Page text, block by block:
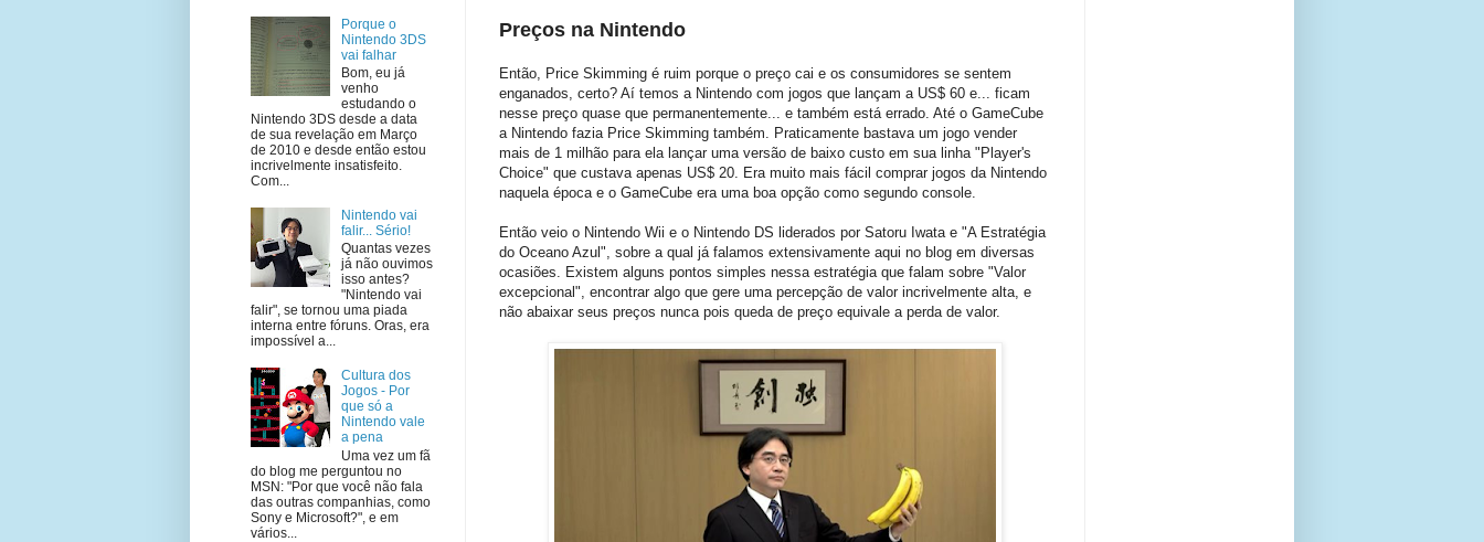
Preços na Nintendo
Então, Price Skimming é ruim porque o preço cai e os consumidores se sentem
enganados, certo? Aí temos a Nintendo com jogos que lançam a US$ 60 e... ficam
nesse preço quase que permanentemente... e também está errado. Até o GameCube
a Nintendo fazia Price Skimming também. Praticamente bastava um jogo vender
mais de 1 milhão para ela lançar uma versão de baixo custo em sua linha "Player's
Choice" que custava apenas US$ 20. Era muito mais fácil comprar jogos da Nintendo
naquela época e o GameCube era uma boa opção como segundo console.
Então veio o Nintendo Wii e o Nintendo DS liderados por Satoru Iwata e "A Estratégia
do Oceano Azul", sobre a qual já falamos extensivamente aqui no blog em diversas
ocasiões. Existem alguns pontos simples nessa estratégia que falam sobre "Valor
excepcional", encontrar algo que gere uma percepção de valor incrivelmente alta, e
não abaixar seus preços nunca pois queda de preço equivale a perda de valor.
Porque o
Nintendo 3DS
vai falhar
Bom, eu já
venho
estudando o
Nintendo 3DS desde a data
de sua revelação em Março
de 2010 e desde então estou
incrivelmente insatisfeito.
Com...
Nintendo vai
falir... Sério!
Quantas vezes
já não ouvimos
isso antes?
"Nintendo vai
falir", se tornou uma piada
interna entre fóruns. Oras, era
impossível a...
Cultura dos
Jogos - Por
que só a
Nintendo vale
a pena
Uma vez um fã
do blog me perguntou no
MSN: "Por que você não fala
das outras companhias, como
Sony e Microsoft?", e em
vários...